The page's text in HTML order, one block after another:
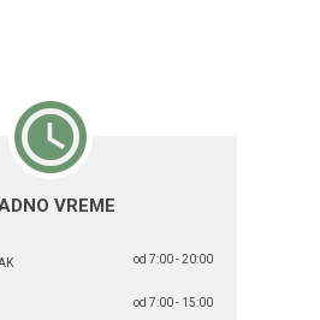
VREME
od 7:00 - 20:00
od 7:00 - 15:00